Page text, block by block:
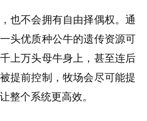
也不会拥有自由择偶权。通
头优质种公牛的遗传资源可
上万头母牛身上，甚至连后
提前控制，牧场会尽可能提
整个系统更高效。